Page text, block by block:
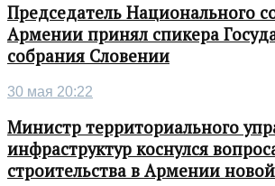
Председатель Национального
Армении принял спикера
собрания Словении
30 мая 20:22
Министр территориального
инфраструктур коснулся
строительства в Армении